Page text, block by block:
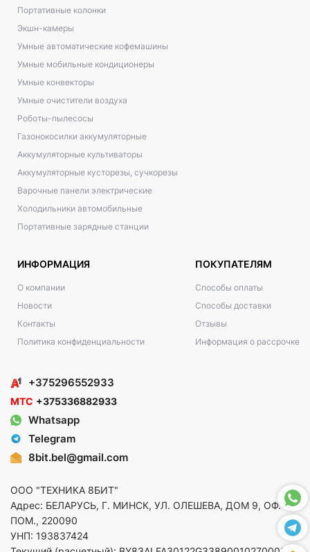
Портативные колонки
Экшн-камеры
Умные автоматические кофемашины
Умные мобильные кондиционеры
Умные конвекторы
Умные очистители воздуха
Роботы-пылесосы
Газонокосилки аккумуляторные
Аккумуляторные культиваторы
Аккумуляторные кусторезы, сучкорезы
Варочные панели электрические
Холодильники автомобильные
Портативные зарядные станции
ИНФОРМАЦИЯ
О компании
Новости
Контакты
Политика конфиденциальности
ПОКУПАТЕЛЯМ
Способы оплаты
Способы доставки
Отзывы
Информация о рассрочке
+375296552933
МТС +375336882933
Whatsapp
Telegram
8bit.bel@gmail.com
ООО "ТЕХНИКА 8БИТ"
Адрес: БЕЛАРУСЬ, Г. МИНСК, УЛ. ОЛЕШЕВА, ДОМ 9, ОФ. 5,
ПОМ., 220090
УНП: 193837424